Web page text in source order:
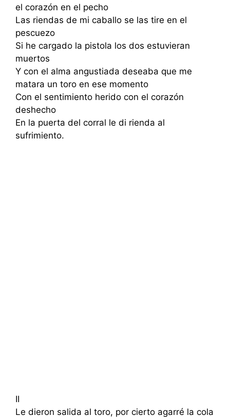
el corazón en el pecho
Las riendas de mi caballo se las tire en el
pescuezo
Si he cargado la pistola los dos estuvieran
muertos
Y con el alma angustiada deseaba que me
matara un toro en ese momento
Con el sentimiento herido con el corazón
deshecho
En la puerta del corral le di rienda al
sufrimiento.
II
Le dieron salida al toro, por cierto agarré la cola